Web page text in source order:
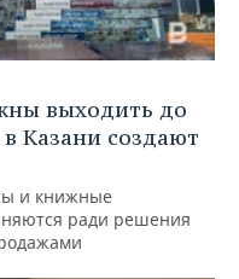
выходить до
Казани создают
и книжные
ради решения